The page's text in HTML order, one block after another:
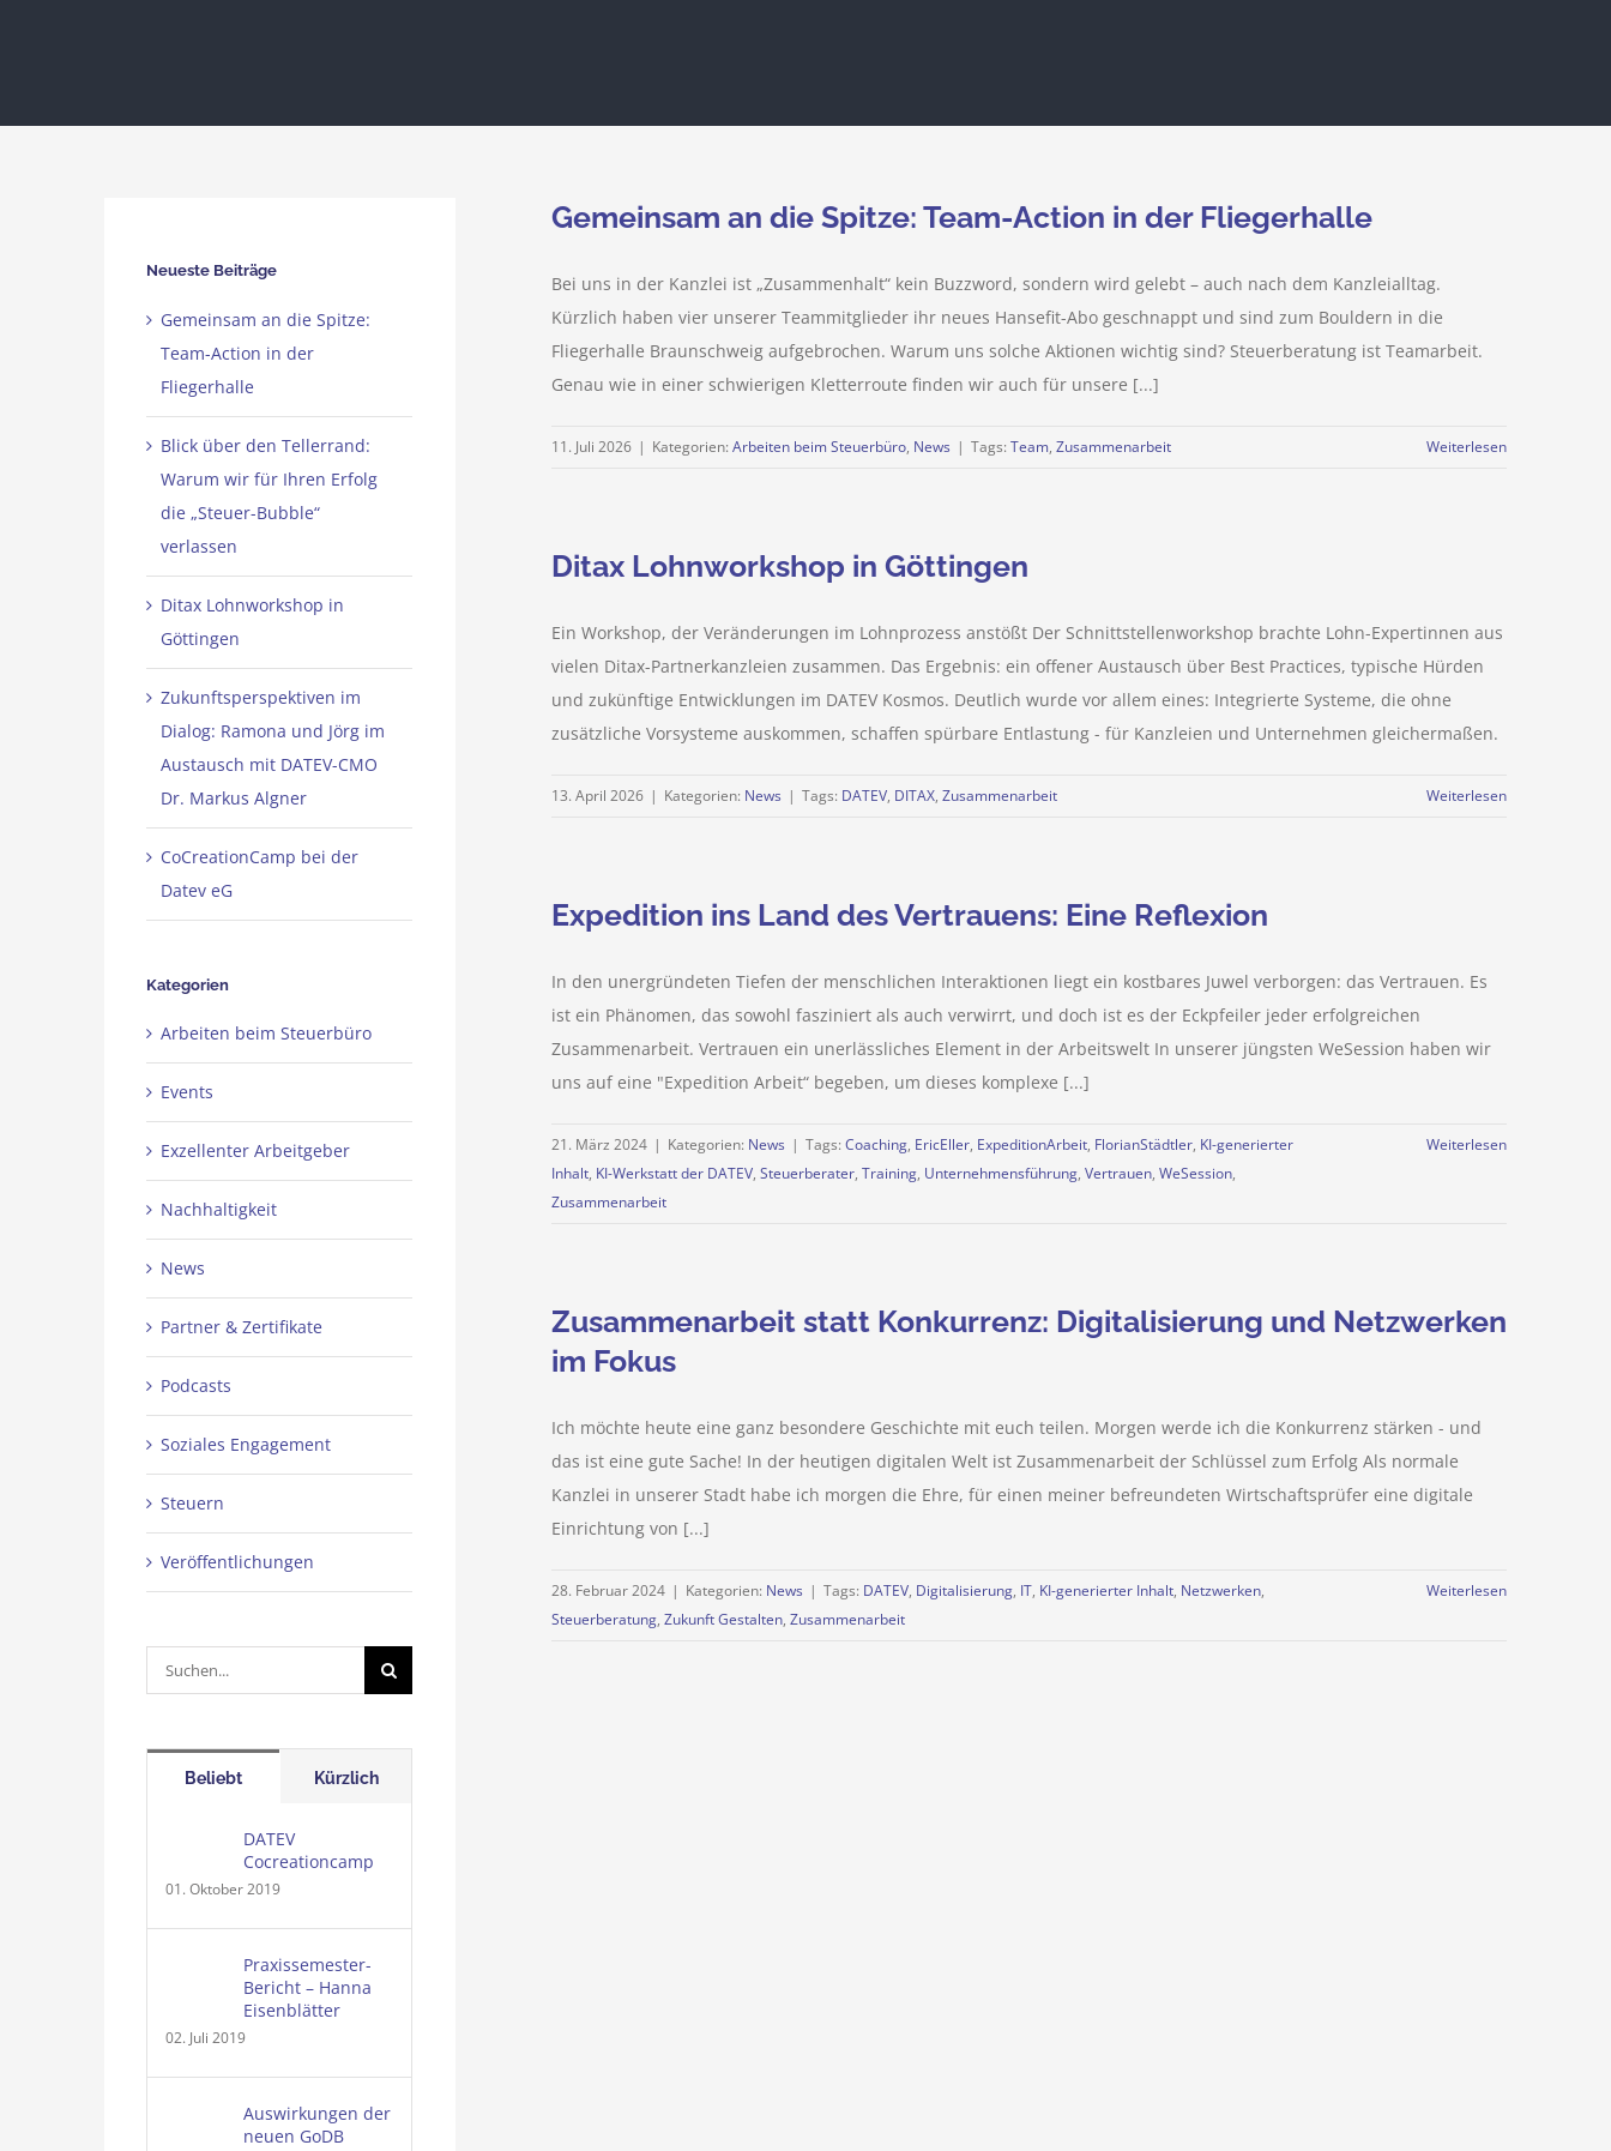
Gemeinsam an die Spitze: Team-Action in der Fliegerhalle
Bei uns in der Kanzlei ist „Zusammenhalt“ kein Buzzword, sondern wird gelebt – auch nach dem Kanzleialltag.
Kürzlich haben vier unserer Teammitglieder ihr neues Hansefit-Abo geschnappt und sind zum Bouldern in die
Fliegerhalle Braunschweig aufgebrochen. Warum uns solche Aktionen wichtig sind? Steuerberatung ist Teamarbeit.
Genau wie in einer schwierigen Kletterroute finden wir auch für unsere [...]
11. Juli 2026 | Kategorien: Arbeiten beim Steuerbüro, News | Tags: Team, Zusammenarbeit Weiterlesen
Ditax Lohnworkshop in Göttingen
Ein Workshop, der Veränderungen im Lohnprozess anstößt Der Schnittstellenworkshop brachte Lohn-Expertinnen aus
vielen Ditax-Partnerkanzleien zusammen. Das Ergebnis: ein offener Austausch über Best Practices, typische Hürden
und zukünftige Entwicklungen im DATEV Kosmos. Deutlich wurde vor allem eines: Integrierte Systeme, die ohne
zusätzliche Vorsysteme auskommen, schaffen spürbare Entlastung - für Kanzleien und Unternehmen gleichermaßen.
13. April 2026 | Kategorien: News | Tags: DATEV, DITAX, Zusammenarbeit Weiterlesen
Expedition ins Land des Vertrauens: Eine Reflexion
In den unergründeten Tiefen der menschlichen Interaktionen liegt ein kostbares Juwel verborgen: das Vertrauen. Es
ist ein Phänomen, das sowohl fasziniert als auch verwirrt, und doch ist es der Eckpfeiler jeder erfolgreichen
Zusammenarbeit. Vertrauen ein unerlässliches Element in der Arbeitswelt In unserer jüngsten WeSession haben wir
uns auf eine "Expedition Arbeit“ begeben, um dieses komplexe [...]
21. März 2024 | Kategorien: News | Tags: Coaching, EricEller, ExpeditionArbeit, FlorianStädtler, KI-generierter
Inhalt, KI-Werkstatt der DATEV, Steuerberater, Training, Unternehmensführung, Vertrauen, WeSession,
Zusammenarbeit
Weiterlesen
Zusammenarbeit statt Konkurrenz: Digitalisierung und Netzwerken
im Fokus
Ich möchte heute eine ganz besondere Geschichte mit euch teilen. Morgen werde ich die Konkurrenz stärken - und
das ist eine gute Sache! In der heutigen digitalen Welt ist Zusammenarbeit der Schlüssel zum Erfolg Als normale
Kanzlei in unserer Stadt habe ich morgen die Ehre, für einen meiner befreundeten Wirtschaftsprüfer eine digitale
Einrichtung von [...]
28. Februar 2024 | Kategorien: News | Tags: DATEV, Digitalisierung, IT, KI-generierter Inhalt, Netzwerken,
Steuerberatung, Zukunft Gestalten, Zusammenarbeit
Weiterlesen
Neueste Beiträge
Gemeinsam an die Spitze:
Team-Action in der
Fliegerhalle
Blick über den Tellerrand:
Warum wir für Ihren Erfolg
die „Steuer-Bubble“
verlassen
Ditax Lohnworkshop in
Göttingen
Zukunftsperspektiven im
Dialog: Ramona und Jörg im
Austausch mit DATEV-CMO
Dr. Markus Algner
CoCreationCamp bei der
Datev eG
Kategorien
Arbeiten beim Steuerbüro
Events
Exzellenter Arbeitgeber
Nachhaltigkeit
News
Partner & Zertifikate
Podcasts
Soziales Engagement
Steuern
Veröffentlichungen
Suche
nach:
Beliebt Kürzlich
DATEV
Cocreationcamp
01. Oktober 2019
Praxissemester-
Bericht – Hanna
Eisenblätter
02. Juli 2019
Auswirkungen der
neuen GoDB